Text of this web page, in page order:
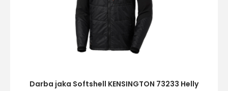
Darba jaka Softshell KENSINGTON 73233 Helly